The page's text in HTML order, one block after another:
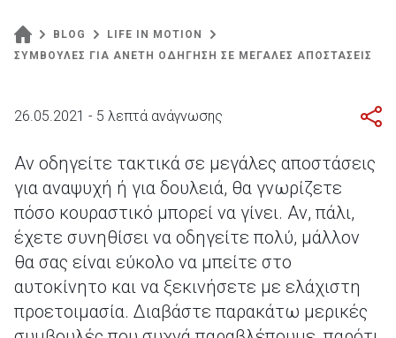
BLOG
LIFE IN MOTION
ΣΥΜΒΟΥΛΕΣ ΓΙΑ ΑΝΕΤΗ ΟΔΗΓΗΣΗ ΣΕ ΜΕΓΑΛΕΣ ΑΠΟΣΤΑΣΕΙΣ
26.05.2021 - 5 λεπτά ανάγνωσης
Αν οδηγείτε τακτικά σε μεγάλες αποστάσεις
για αναψυχή ή για δουλειά, θα γνωρίζετε
πόσο κουραστικό μπορεί να γίνει. Αν, πάλι,
έχετε συνηθίσει να οδηγείτε πολύ, μάλλον
θα σας είναι εύκολο να μπείτε στο
αυτοκίνητο και να ξεκινήσετε με ελάχιστη
προετοιμασία. Διαβάστε παρακάτω μερικές